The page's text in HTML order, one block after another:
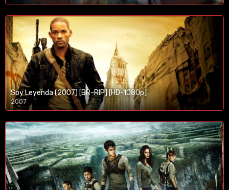
Soy Leyenda (2007) [BR-RIP] [HD-1080p]
2007
1080p/720p